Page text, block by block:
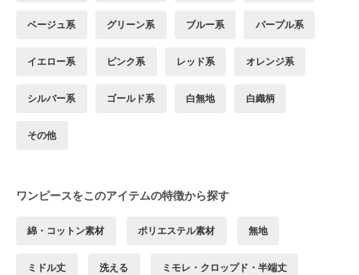
ベージュ系 グリーン系 ブルー系 パープル系
イエロー系 ピンク系 レッド系 オレンジ系
シルバー系 ゴールド系 白無地 白織柄
その他
ワンピースをこのアイテムの特徴から探す
綿・コットン素材 ポリエステル素材 無地
ミドル丈 洗える ミモレ・クロップド・半端丈